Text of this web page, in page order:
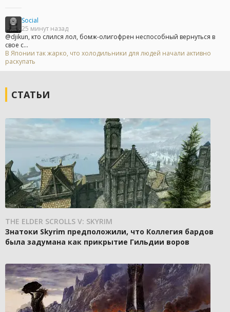
Social
25 минут назад
@djikun, кто слился лол, бомж-олигофрен неспособный вернуться в
свое с...
В Японии так жарко, что холодильники для людей начали активно
раскупать
СТАТЬИ
THE ELDER SCROLLS V: SKYRIM
Знатоки Skyrim предположили, что Коллегия бардов
была задумана как прикрытие Гильдии воров